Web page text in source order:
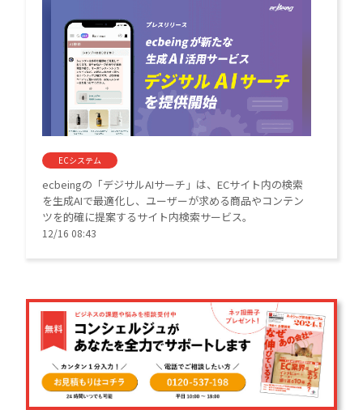
ECシステム
ecbeingの「デジサルAIサーチ」は、ECサイト内の検索
を生成AIで最適化し、ユーザーが求める商品やコンテン
ツを的確に提案するサイト内検索サービス。
12/16 08:43